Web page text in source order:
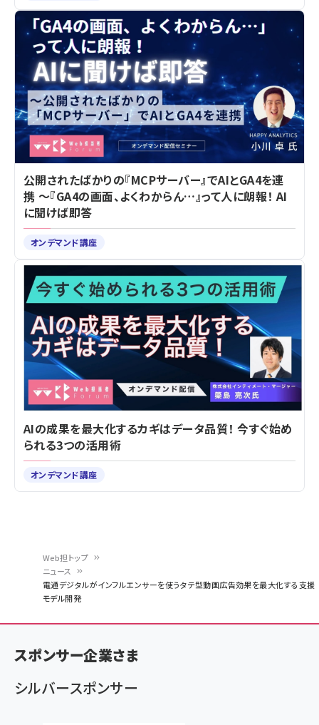
く
ず
Web担トップ
ニュース
電通デジタルがインフルエンサーを使うタテ型動画広告効果を最大化する支援
モデル開発
公開されたばかりの『MCPサーバー』でAIとGA4を連
携 ～『GA4の画面、よくわからん…』って人に朗報！ AI
に聞けば即答
オンデマンド講座
AIの成果を最大化するカギはデータ品質！ 今すぐ始め
られる3つの活用術
オンデマンド講座
スポンサー企業さま
シルバースポンサー